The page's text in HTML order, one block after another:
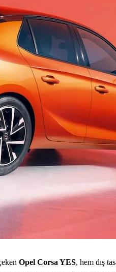
Opel Corsa YES, hem dış